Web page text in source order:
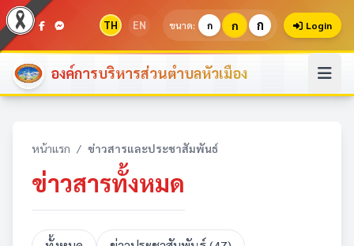
TH EN ขนาด: ก ก ก Login
องค์การบริหารส่วนตำบลหัวเมือง
หน้าแรก / ข่าวสารและประชาสัมพันธ์
ข่าวสารทั้งหมด